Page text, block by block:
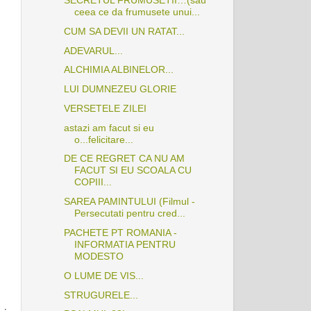
ceea ce da frumusete unui...
CUM SA DEVII UN RATAT...
ADEVARUL...
ALCHIMIA ALBINELOR...
LUI DUMNEZEU GLORIE
VERSETELE ZILEI
astazi am facut si eu
o...felicitare...
DE CE REGRET CA NU AM
FACUT SI EU SCOALA CU
COPIII...
SAREA PAMINTULUI (Filmul -
Persecutati pentru cred...
PACHETE PT ROMANIA -
INFORMATIA PENTRU
MODESTO
O LUME DE VIS...
STRUGURELE...